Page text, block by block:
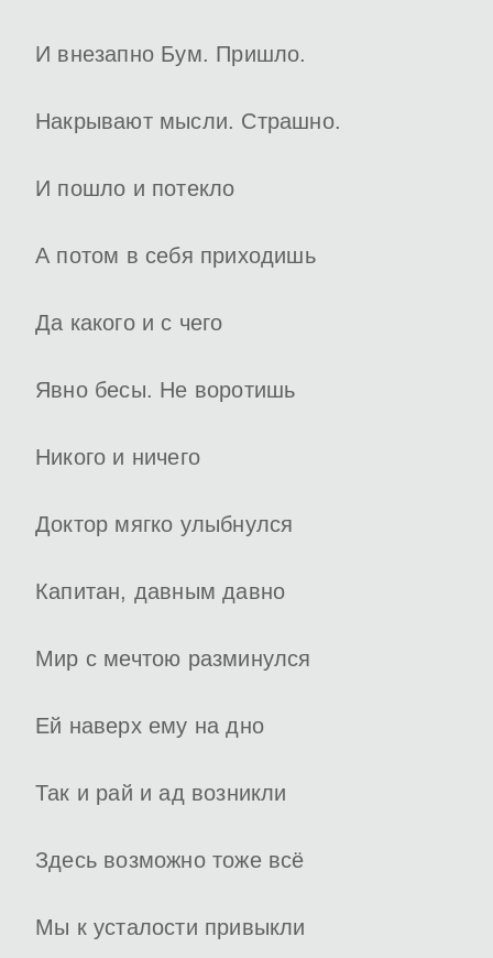
И внезапно Бум. Пришло.
Накрывают мысли. Страшно.
И пошло и потекло
А потом в себя приходишь
Да какого и с чего
Явно бесы. Не воротишь
Никого и ничего
Доктор мягко улыбнулся
Капитан, давным давно
Мир с мечтою разминулся
Ей наверх ему на дно
Так и рай и ад возникли
Здесь возможно тоже всё
Мы к усталости привыкли